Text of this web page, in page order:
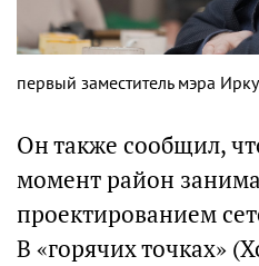
первый заместитель мэра
Он также сообщил,
момент район
проектированием
В «горячих точках»